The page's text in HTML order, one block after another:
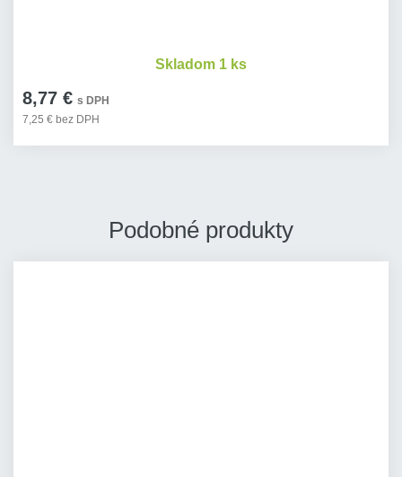
8,77 € s DPH
7,25 € bez DPH
Skladom 1 ks
Podobné produkty